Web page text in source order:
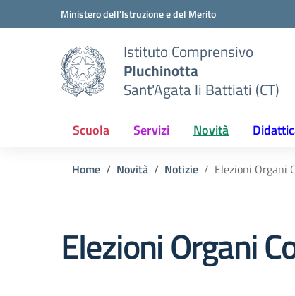
Vai ai contenuti
Vai al menu di navigazioneMinistero dell'Istruzione e del Merito
Istituto Comprensivo
Pluchinotta
Sant'Agata li Battiati (CT)
Scuola Servizi Novità
Home Novità Notizie Elezioni Organi
Elezioni Organi